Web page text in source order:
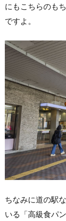
にもこちらのも
ですよ。
ちなみに道の駅
いる「高級食パ